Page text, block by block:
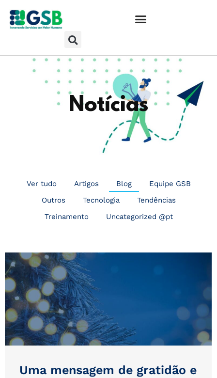
Notícias
Ver tudo Artigos Blog
Equipe GSB
Outros
Tecnologia
Tendências
Treinamento
Uncategorized @pt
Uma mensagem de gratidão e